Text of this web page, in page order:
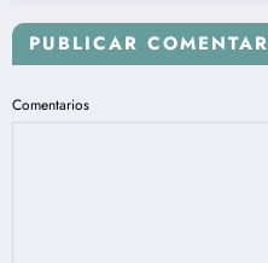
EQUIDAD, DONDE SE
REPRESENTACION
LAS PERSONAS
EN COLOMBIA.
PUBLICAR
Comentarios